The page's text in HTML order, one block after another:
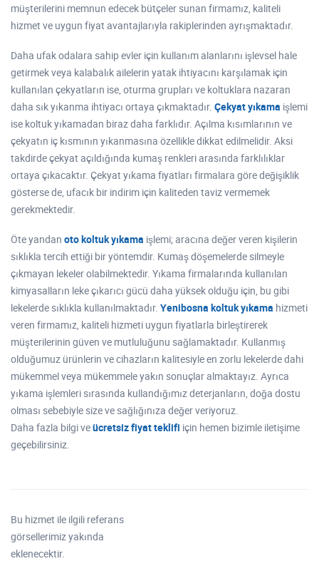
müşterilerini memnun edecek bütçeler sunan firmamız, kaliteli
hizmet ve uygun fiyat avantajlarıyla rakiplerinden ayrışmaktadır.
Daha ufak odalara sahip evler için kullanım alanlarını işlevsel hale
getirmek veya kalabalık ailelerin yatak ihtiyacını karşılamak için
kullanılan çekyatların ise, oturma grupları ve koltuklara nazaran
daha sık yıkanma ihtiyacı ortaya çıkmaktadır. Çekyat yıkama işlemi
ise koltuk yıkamadan biraz daha farklıdır. Açılma kısımlarının ve
çekyatın iç kısmının yıkanmasına özellikle dikkat edilmelidir. Aksi
takdirde çekyat açıldığında kumaş renkleri arasında farklılıklar
ortaya çıkacaktır. Çekyat yıkama fiyatları firmalara göre değişiklik
gösterse de, ufacık bir indirim için kaliteden taviz vermemek
gerekmektedir.
Öte yandan oto koltuk yıkama işlemi; aracına değer veren kişilerin
sıklıkla tercih ettiği bir yöntemdir. Kumaş döşemelerde silmeyle
çıkmayan lekeler olabilmektedir. Yıkama firmalarında kullanılan
kimyasalların leke çıkarıcı gücü daha yüksek olduğu için, bu gibi
lekelerde sıklıkla kullanılmaktadır. Yenibosna koltuk yıkama hizmeti
veren firmamız, kaliteli hizmeti uygun fiyatlarla birleştirerek
müşterilerinin güven ve mutluluğunu sağlamaktadır. Kullanmış
olduğumuz ürünlerin ve cihazların kalitesiyle en zorlu lekelerde dahi
mükemmel veya mükemmele yakın sonuçlar almaktayız. Ayrıca
yıkama işlemleri sırasında kullandığımız deterjanların, doğa dostu
olması sebebiyle size ve sağlığınıza değer veriyoruz.
Daha fazla bilgi veücretsiz fiyat teklifi için hemen bizimle iletişime
geçebilirsiniz.
Bu hizmet ile ilgili referans
görsellerimiz yakında
eklenecektir.